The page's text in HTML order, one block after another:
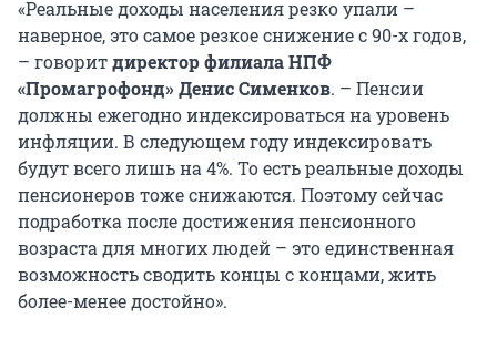
«Реальные доходы населения резко упали –
наверное, это самое резкое снижение с 90-х годов,
– говоритдиректор филиала НПФ
«Промагрофонд»Денис Сименков. – Пенсии
должны ежегодно индексироваться на уровень
инфляции. В следующем году индексировать
будут всего лишь на 4%. То есть реальные доходы
пенсионеров тоже снижаются. Поэтому сейчас
подработка после достижения пенсионного
возраста для многих людей – это единственная
возможность сводить концы с концами, жить
более-менее достойно».